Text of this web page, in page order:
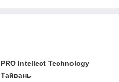
PRO Intellect Technology
Тайвань